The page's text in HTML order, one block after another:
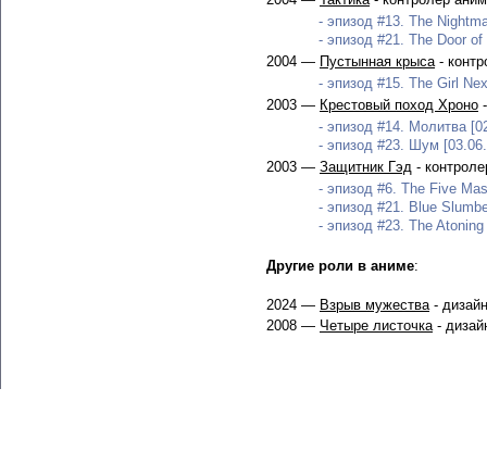
- эпизод #13. The
- эпизод #21. The Door
2004 — Пустынная крыса-
- эпизод #15. The Girl
2003 — Крестовый поход Хроно
- эпизод #14. Молитва
- эпизод #23. Шум
2003 — Защитник Гэд -
- эпизод #6. The Five
- эпизод #21. Blue
- эпизод #23. The
Другие роли в аниме:
2024 — Взрыв мужества-
2008 — Четыре листочка-